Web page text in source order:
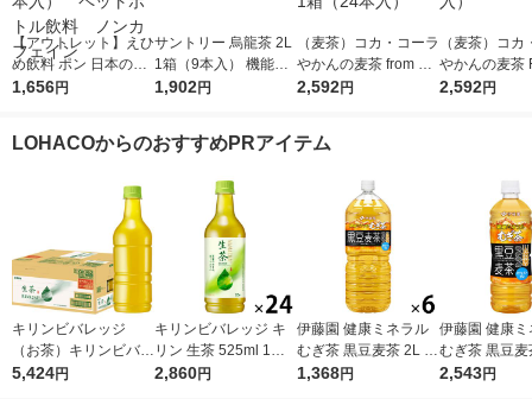
【アウトレット】えひ
め飲料 ポン 日本の麦
茶 600ml 1箱（2
ン
1,656円
サントリー 烏龍茶 2L
1箱（9本入） 機能性
表示食品
1,902円
（麦茶）コカ・コーラ
やかんの麦茶 from 爽
健美茶 ラベルレス 65
2,592円
（麦茶）コカ
やかんの麦茶
爽健美茶
2,592円
LOHACOからのおすすめPRアイテム
キリンビバレッジ
（お茶）キリンビバレ
ッジ 生茶 ラベルレス
5,424円
キリンビバレッジ キ
リン 生茶 525ml 1箱
（24本入） お茶 緑茶
2,860円
伊藤園 健康ミネラル
むぎ茶 黒豆麦茶 2L 1
箱（6本入）
1,368円
伊藤園 健康ミ
むぎ茶 黒豆
ml 1箱（24本
2,543円